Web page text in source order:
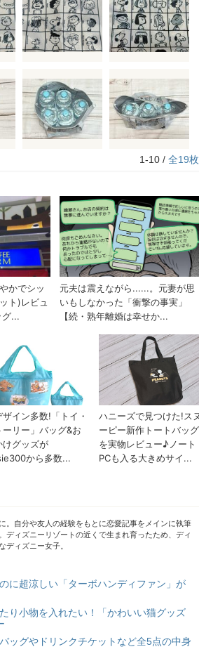
1-10 / 全19枚
。自分や友人の経験をもとに恋愛記事をメインに執筆
ディズニーリゾートの近くで生まれ育ったため、ディ
ディズニー女子。
に超涼しい「ターボハンディファン」が
り小物を入れたい！「かわいい猫グッズ
ッグやドリンクチケットなど全5点の中身